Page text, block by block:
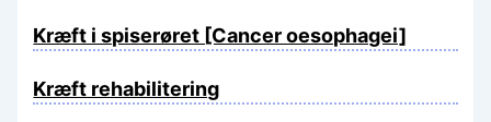
Kræft i spiserøret [Cancer oesophagei]
Kræft rehabilitering